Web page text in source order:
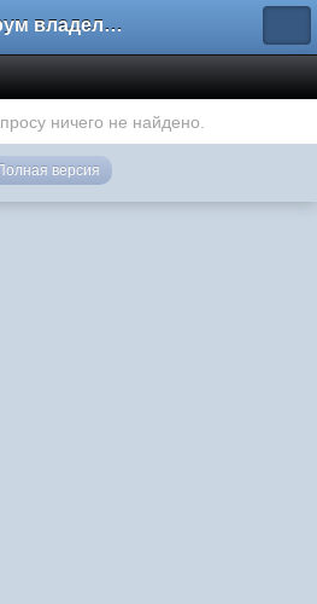
Форум владельцев интернет-магазинов
ничего не найдено.
версия